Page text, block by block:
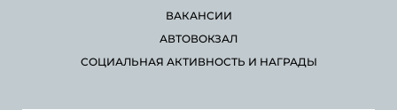
ВАКАНСИИ
АВТОВОКЗАЛ
СОЦИАЛЬНАЯ АКТИВНОСТЬ И НАГРАДЫ